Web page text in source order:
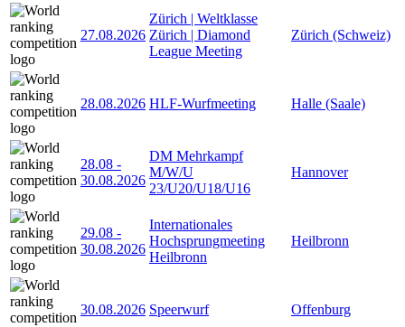
27.08.2026
Zürich | Weltklasse
Zürich | Diamond
League Meeting
Zürich (Schweiz)
28.08.2026 HLF-Wurfmeeting Halle (Saale)
28.08 -
30.08.2026
DM Mehrkampf
M/W/U
23/U20/U18/U16
Hannover
29.08 -
30.08.2026
Internationales
Hochsprungmeeting
Heilbronn
Heilbronn
30.08.2026 Speerwurf Offenburg